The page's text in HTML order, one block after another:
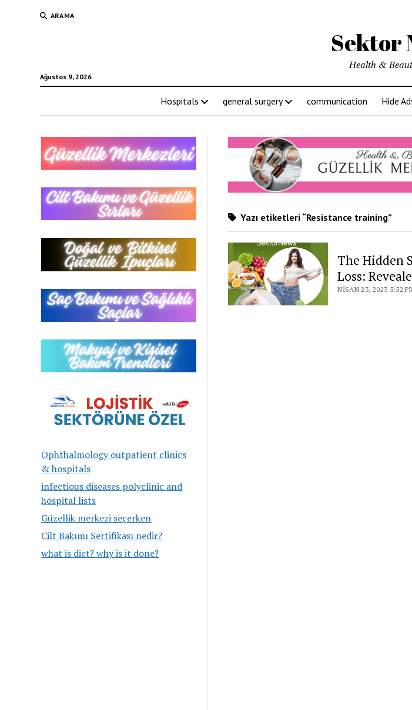
ARAMA
Sektor
Ağustos 9, 2026
Health &
Hospitals general surgery communication Hide
Ophthalmology outpatient clinics
& hospitals
infectious diseases polyclinic and
hospital lists
Güzellik merkezi seçerken
Cilt Bakımı Sertifikası nedir?
what is diet? why is it done?
Yazı etiketleri “Resistance training”
The Hidden
Loss:
NISAN 23, 2023 5:52